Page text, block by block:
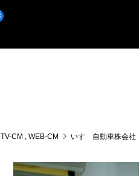
TV-CM , WEB-CM いすゞ自動車株会社